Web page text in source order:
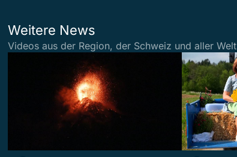
Weitere News
Videos aus der Region, der Schweiz und aller Welt